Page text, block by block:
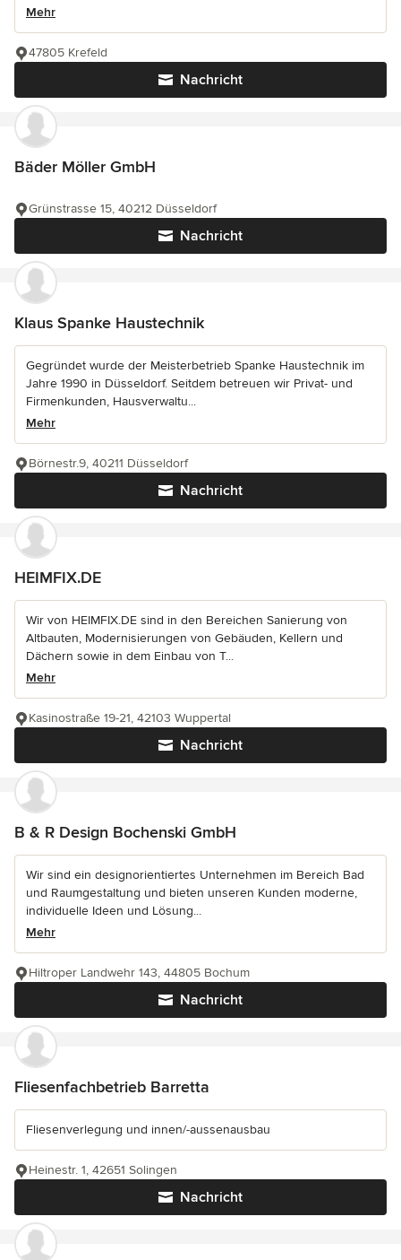
Mehr
Nachricht
47805 Krefeld
Bäder Möller GmbH
Nachricht
Grünstrasse 15, 40212 Düsseldorf
Klaus Spanke Haustechnik
Gegründet wurde der Meisterbetrieb Spanke Haustechnik im
Jahre 1990 in Düsseldorf. Seitdem betreuen wir Privat- und
Firmenkunden, Hausverwaltu...
Mehr
Nachricht
Börnestr.9, 40211 Düsseldorf
HEIMFIX.DE
Wir von HEIMFIX.DE sind in den Bereichen Sanierung von
Altbauten, Modernisierungen von Gebäuden, Kellern und
Dächern sowie in dem Einbau von T...
Mehr
Nachricht
Kasinostraße 19-21, 42103 Wuppertal
B & R Design Bochenski GmbH
Wir sind ein designorientiertes Unternehmen im Bereich Bad
und Raumgestaltung und bieten unseren Kunden moderne,
individuelle Ideen und Lösung...
Mehr
Nachricht
Hiltroper Landwehr 143, 44805 Bochum
Fliesenfachbetrieb Barretta
Fliesenverlegung und innen/-aussenausbau
Nachricht
Heinestr. 1, 42651 Solingen